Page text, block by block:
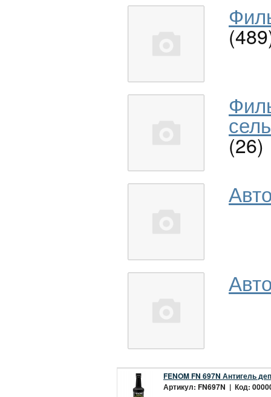
(26)
FENOM FN 697N Антигель
Артикул: FN697N | Код: